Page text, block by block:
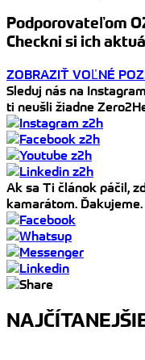
Podporovateľom
Checkni si ich
ZOBRAZIŤ VOĽNÉ
Sleduj nás na
ti neušli žiadne
Ak sa Ti článok páčil,
kamarátom. Ďakujeme.